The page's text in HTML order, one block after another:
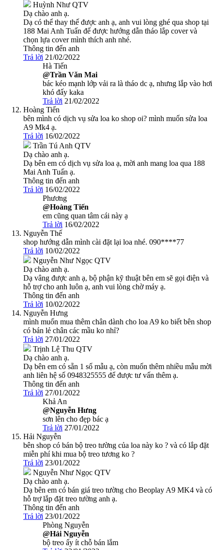
Huỳnh Như QTV
Dạ chào anh ạ.
Dạ có thể thay thế được anh ạ, anh vui lòng ghé qua shop tại
188 Mai Anh Tuấn để được hướng dẫn tháo lắp cover và
chọn lựa cover mình thích anh nhé.
Thông tin đến anh
Trả lời 21/02/2022
Hà Tiến
@Trần Văn Mai
bác kéo mạnh lớp vải ra là tháo dc ạ, nhưng lắp vào hơi
khó đấy kaka
Trả lời 21/02/2022
Hoàng Tiến
bên mình có dịch vụ sửa loa ko shop oi? mình muốn sửa loa
A9 Mk4 ạ.
Trả lời 16/02/2022
Trần Tú Anh QTV
Dạ chào anh ạ.
Dạ bên em có dịch vụ sửa loa ạ, mời anh mang loa qua 188
Mai Anh Tuấn ạ.
Thông tin đến anh
Trả lời 16/02/2022
Phương
@Hoàng Tiến
em cũng quan tâm cái này ạ
Trả lời 16/02/2022
Nguyễn Thế
shop hướng dẫn mình cài đặt lại loa nhé. 090****77
Trả lời 10/02/2022
Nguyễn Như Ngọc QTV
Dạ chào anh ạ.
Dạ vâng được anh ạ, bộ phận kỹ thuật bên em sẽ gọi điện và
hỗ trợ cho anh luôn ạ, anh vui lòng chờ máy ạ.
Thông tin đến anh
Trả lời 10/02/2022
Nguyễn Hưng
mình muốn mua thêm chân dành cho loa A9 ko biết bên shop
có bán lẻ chân các mầu ko nhỉ?
Trả lời 27/01/2022
Trịnh Lệ Thu QTV
Dạ chào anh ạ.
Dạ bên em có sẵn 1 số mẫu ạ, còn muốn thêm nhiều mẫu mời
anh liên hệ số 0948325555 để được tư vấn thêm ạ.
Thông tin đến anh
Trả lời 27/01/2022
Khả An
@Nguyễn Hưng
sơn lên cho đẹp bác ạ
Trả lời 27/01/2022
Hải Nguyễn
bên shop có bán bộ treo tường của loa này ko ? và có lắp đặt
miễn phí khi mua bộ treo tương ko ?
Trả lời 23/01/2022
Nguyễn Như Ngọc QTV
Dạ chào anh ạ.
Dạ bên em có bán giá treo tường cho Beoplay A9 MK4 và có
hỗ trợ lắp đặt treo tường anh ạ.
Thông tin đến anh
Trả lời 23/01/2022
Phòng Nguyễn
@Hải Nguyễn
bộ treo ấy ít chỗ bán lắm